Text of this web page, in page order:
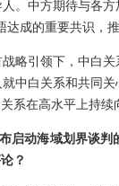
。中方期待与各
成的重要共识，
略引领下，中白
中白关系和共同
系在高水平上持续
启动海域划界谈
？